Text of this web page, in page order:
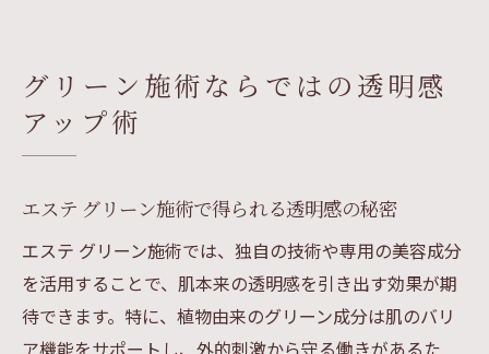
グリーン施術ならではの透明感
アップ術
エステ グリーン施術で得られる透明感の秘密
エステ グリーン施術では、独自の技術や専用の美容成分
を活用することで、肌本来の透明感を引き出す効果が期
待できます。特に、植物由来のグリーン成分は肌のバリ
ア機能をサポートし、外的刺激から守る働きがあるた